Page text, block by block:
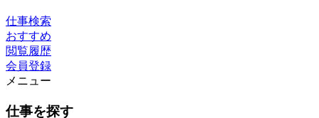
仕事検索
おすすめ
閲覧履歴
会員登録
メニュー
仕事を探す